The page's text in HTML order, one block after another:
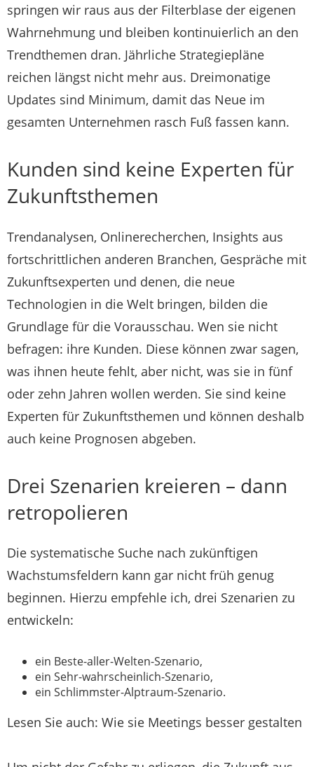
springen wir raus aus der Filterblase der eigenen
Wahrnehmung und bleiben kontinuierlich an den
Trendthemen dran. Jährliche Strategiepläne
reichen längst nicht mehr aus. Dreimonatige
Updates sind Minimum, damit das Neue im
gesamten Unternehmen rasch Fuß fassen kann.
Kunden sind keine Experten für
Zukunftsthemen
Trendanalysen, Onlinerecherchen, Insights aus
fortschrittlichen anderen Branchen, Gespräche mit
Zukunftsexperten und denen, die neue
Technologien in die Welt bringen, bilden die
Grundlage für die Vorausschau. Wen sie nicht
befragen: ihre Kunden. Diese können zwar sagen,
was ihnen heute fehlt, aber nicht, was sie in fünf
oder zehn Jahren wollen werden. Sie sind keine
Experten für Zukunftsthemen und können deshalb
auch keine Prognosen abgeben.
Drei Szenarien kreieren – dann
retropolieren
Die systematische Suche nach zukünftigen
Wachstumsfeldern kann gar nicht früh genug
beginnen. Hierzu empfehle ich, drei Szenarien zu
entwickeln:
ein Beste-aller-Welten-Szenario,
ein Sehr-wahrscheinlich-Szenario,
ein Schlimmster-Alptraum-Szenario.
Lesen Sie auch: Wie sie Meetings besser gestalten